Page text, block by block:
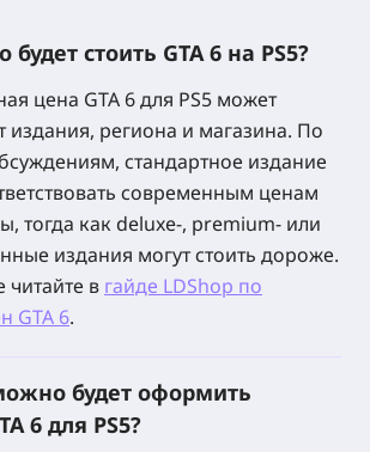
от Rockstar Games. Действие
рассказывает о Джейсоне и
криминальной истории,
PlayStation 5. Следите за
предзаказу GTA 6 для PS5,
совместимость и
когда цифровые ключи
VI, также известная как GTA 6,
будет стоить GTA 6 на PS5?
цена GTA 6 для PS5 может
издания, региона и магазина. По
стандартное издание
современным ценам
тогда как deluxe-, premium- или
издания могут стоить дороже.
в гайде LDShop по
GTA 6.
будет оформить
6 для PS5?